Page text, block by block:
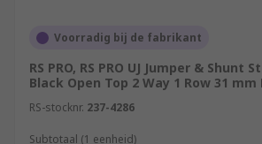
Voorradig bij de fabrikant
RS PRO, RS PRO UJ Jumper & Shunt
Black Open Top 2 Way 1 Row 31 mm
RS-stocknr. 237-4286
Subtotaal (1 eenheid)